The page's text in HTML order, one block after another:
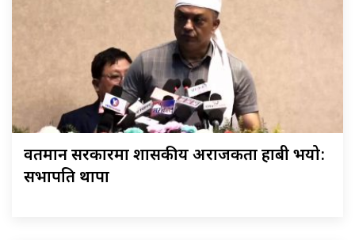
वर्तमान सरकारमा शासकीय अराजकता हाबी भयो:
सभापति थापा